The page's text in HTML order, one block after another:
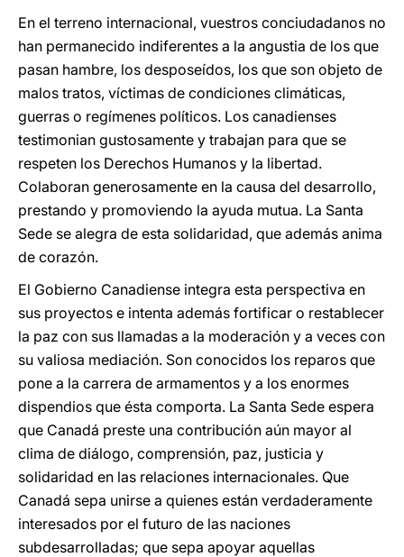
En el terreno internacional, vuestros conciudadanos no
han permanecido indiferentes a la angustia de los que
pasan hambre, los desposeídos, los que son objeto de
malos tratos, víctimas de condiciones climáticas,
guerras o regímenes políticos. Los canadienses
testimonian gustosamente y trabajan para que se
respeten los Derechos Humanos y la libertad.
Colaboran generosamente en la causa del desarrollo,
prestando y promoviendo la ayuda mutua. La Santa
Sede se alegra de esta solidaridad, que además anima
de corazón.
El Gobierno Canadiense integra esta perspectiva en
sus proyectos e intenta además fortificar o restablecer
la paz con sus llamadas a la moderación y a veces con
su valiosa mediación. Son conocidos los reparos que
pone a la carrera de armamentos y a los enormes
dispendios que ésta comporta. La Santa Sede espera
que Canadá preste una contribución aún mayor al
clima de diálogo, comprensión, paz, justicia y
solidaridad en las relaciones internacionales. Que
Canadá sepa unirse a quienes están verdaderamente
interesados por el futuro de las naciones
subdesarrolladas; que sepa apoyar aquellas